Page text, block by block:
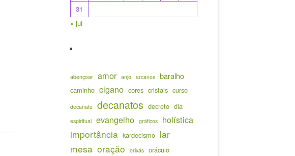
31
« jul
abençoar amor anjo arcanos baralho
caminho cigano cores cristais curso
decanato decanatos decreto dia
espiritual evangelho gráficos holística
importância kardecismo lar
mesa oração orixás oráculo